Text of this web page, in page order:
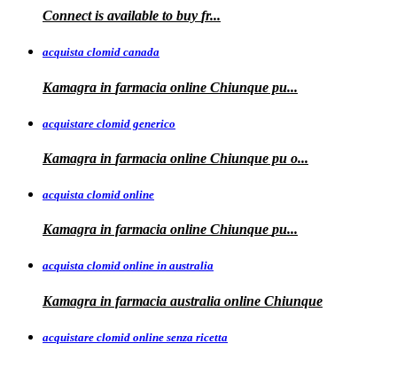
Connect is available to buy fr...
acquista clomid canada
Kamagra in farmacia online Chiunque pu...
acquistare clomid generico
Kamagra in farmacia online Chiunque pu o...
acquista clomid online
Kamagra in farmacia online Chiunque pu...
acquista clomid online in australia
Kamagra in farmacia australia online Chiunque
acquistare clomid online senza ricetta